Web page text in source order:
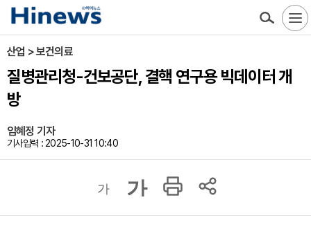
산업 > 보건의료
질병관리청-건보공단, 결핵 연구용 빅데이터 개
방
임혜정 기자
기사입력 : 2025-10-31 10:40
가 가